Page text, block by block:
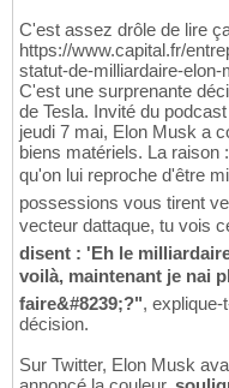
C'est assez drôle de lire
https://www.capital.fr/
statut-de-milliardaire-
C'est une surprenante
de Tesla. Invité du
jeudi 7 mai, Elon Musk a
biens matériels. La raison
qu'on lui reproche d'être
possessions vous tirent
vecteur dattaque, tu vois
disent : 'Eh le
voilà, maintenant je nai
faire&#8239;?",
décision.
Sur Twitter, Elon Musk